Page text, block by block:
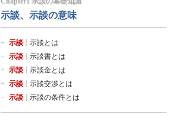
示談、示談の意味
示談
示談とは
示談
示談書とは
示談
示談金とは
示談
示談交渉とは
示談
示談の条件とは